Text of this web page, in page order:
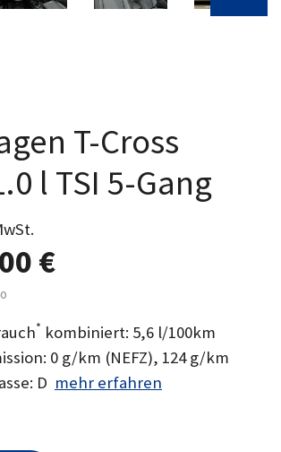
T-Cross
l TSI 5-Gang
€
* kombiniert: 5,6 l/100km
0 g/km (NEFZ), 124 g/km
D mehr erfahren